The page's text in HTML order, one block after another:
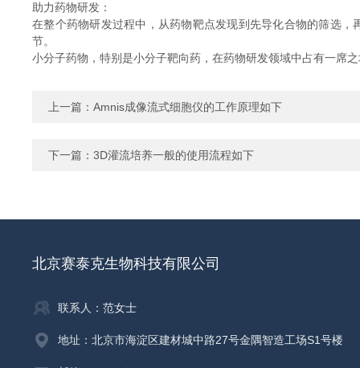
助力药物研发：
在整个药物研发过程中，从药物靶点发现到先导化合物的筛选
节。
小分子药物，特别是小分子靶向药，在药物研发领域中占有一席
上一篇： Amnis成像流式细胞仪的工作原理如下
下一篇： 3D灌流培养一般的使用流程如下
北京赛泰克生物科技有限公司
联系人：范女士
地址：北京市海淀区建材城中路27号金隅智造工场S1号楼